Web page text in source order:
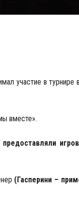
участие в
вместе».
(Гасперини –